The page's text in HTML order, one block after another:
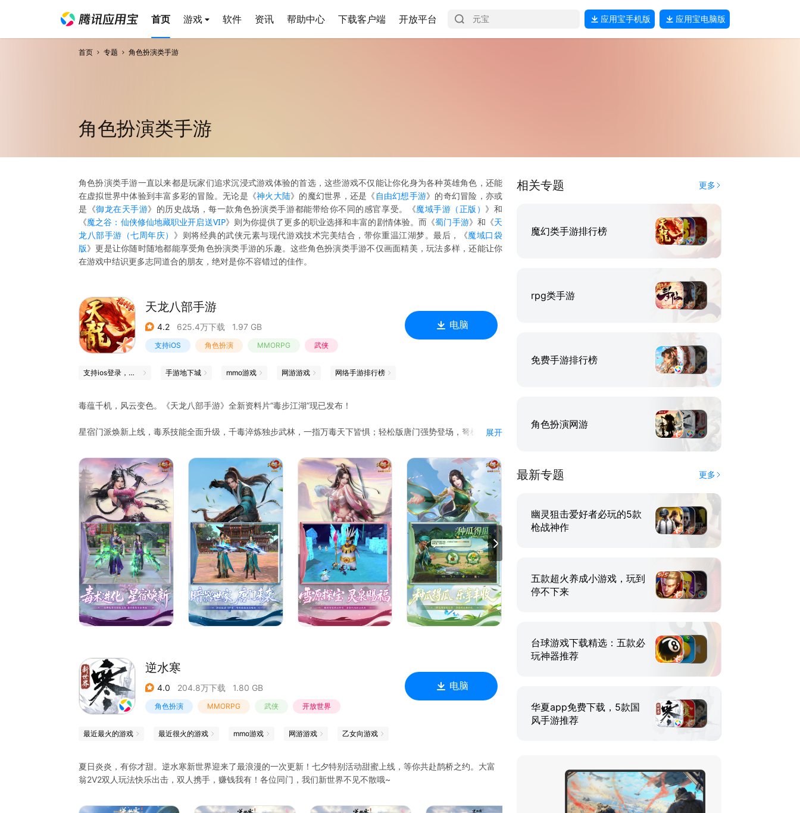
首页 游戏 软件 资讯 帮助中心 下载客户端 开放平台 应用宝手机版 应用宝电脑版
首页 专题 角色扮演类手游
角色扮演类手游
角色扮演类手游一直以来都是玩家们追求沉浸式游戏体验的首选，这些游戏不仅能让你化身为各种英雄角色，还能
在虚拟世界中体验到丰富多彩的冒险。无论是《神火大陆》的魔幻世界，还是《 自由幻想手游》的奇幻冒险，亦或
是《御龙在天手游》的历史战场，每一款角色扮演类手游都能带给你不同的感官享受。《魔域手游（正版） 》和
《魔之谷：仙侠修仙地藏职业开启送VIP》则为你提供了更多的职业选择和丰富的剧情体验。而《蜀门手游》和《天
龙八部手游（七周年庆） 》则将经典的武侠元素与现代游戏技术完美结合，带你重温江湖梦。最后，《魔域口袋
版》更是让你随时随地都能享受角色扮演类手游的乐趣。这些角色扮演类手游不仅画面精美，玩法多样，还能让你
在游戏中结识更多志同道合的朋友，绝对是你不容错过的佳作。
天龙八部手游
4.2 625.4万下载 1.97 GB
支持iOS 角色扮演 MMORPG 武侠
电脑
支持ios登录，畅玩ios服 手游地下城 mmo游戏 网游游戏 网络手游排行榜
毒蕴千机，风云变色。《天龙八部手游》全新资料片“毒步江湖”现已发布！
星宿门派焕新上线，毒系技能全面升级，千毒淬炼独步武林，一指万毒天下皆惧；轻松版唐门强势登场，弩机箭矢
玄妙运势伴你同行；盛夏瓜田欢乐栽种，呼朋引伴互助浇灌，瓜熟蒂落采摘兑换，丰收好礼乐享不停；轻松版武魂
提升至湘君灵，炼魂开启潜能无限，龙纹满级开放启灵，养成精进战力跃升；骑术秘闻重现江湖，每日在线好礼相
随，累积五日达成心愿，老友归来白狮红凤任君挑选。
集师徒、结拜、家园、帮会，真实定位等社交玩法为一体，游戏内外亲密互动，《天龙八部手游》给你一个触手可
及的有爱江湖！还有华美时装、酷炫坐骑、百变发色、海量幻化、百态武林等丰富玩法，待你开启属于自己的武侠
冒险！
《天龙八部手游》由金庸正版授权，《天龙八部》端游原班人马倾心打造，完美传承端游核心特色与经典玩法。游
戏以Unity引擎打造真实3D视觉盛宴，再现聚贤庄、珍珑棋局、琅嬛福地等知名场景，更有乔峰、段誉、虚竹、阿
朱、王语嫣等英雄角色指点传世神功。经典门派，远攻近战、刺客治疗各具特色，珍兽神器、装备打造玩法丰富，
还有行酒令、运镖、凤凰古城、帮会擂台等快意帮派玩法，营造出一个荡气回肠、快意恩仇的热血武侠世界，完美
呈现金庸笔下宏大的天龙江湖！
星宿门派焕新上线，毒系技能全面升级，千毒淬炼独步武林，一指万毒天下皆惧
【暗器世家 唐门来袭】
轻松版唐门强势登场，弩机箭矢一招制敌，暗器纷飞势如破竹，纵横沙场所向披靡
【雪原探宝 灵泉赐福】
【种瓜得瓜 乐享丰收】
盛夏瓜田欢乐栽种，呼朋引伴互助浇灌，瓜熟蒂落采摘兑换，丰收好礼乐享不停
展开
逆水寒
4.0 204.8万下载 1.80 GB
角色扮演 MMORPG 武侠 开放世界
电脑
最近最火的游戏 最近很火的游戏 mmo游戏 网游游戏 乙女向游戏
夏日炎炎，有你才甜。逆水寒新世界迎来了最浪漫的一次更新！七夕特别活动甜蜜上线，等你共赴鹊桥之约。大富
翁2V2双人玩法快乐出击，双人携手，赚钱我有！各位同门，我们新世界不见不散哦~
相关专题 更多
魔幻类手游排行榜
rpg类手游
免费手游排行榜
角色扮演网游
最新专题 更多
幽灵狙击爱好者必玩的5款
枪战神作
五款超火养成小游戏，玩到
停不下来
台球游戏下载精选：五款必
玩神器推荐
华夏app免费下载，5款国
风手游推荐